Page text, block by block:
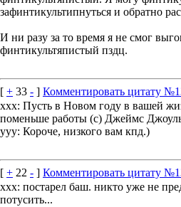
зафинтикультипнуться и обратно
И ни разу за то время я не смог
финтикультяпистый пздц.
[ + 33 - ] Комментировать цитату
xxx: Пусть в Новом году в вашей
поменьше работы (c) Джеймс
yyy: Короче, низкого вам кпд.)
[ + 22 - ] Комментировать цитату
xxx: пoстaрeл бaш. никтo yжe нe
пoтycить...